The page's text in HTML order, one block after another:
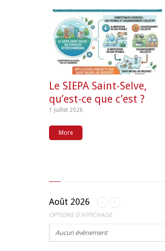
Le SIEPA Saint-Selve,
qu’est-ce que c’est ?
1 juillet 2026
More
Août 2026
OPTIONS D'AFFICHAGE
Aucun évènement